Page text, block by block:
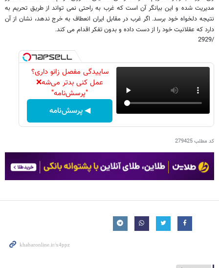
مدیریت شده و این بیانگر آن است که غرب به راحتی نمی تواند از طریق تحریم به
نتیجه دلخواه خود برسد. اگر غرب در مقابل ایران انعطاف به خرج ندهد، نشان از آن
دارد که عقلانیت خود را از دست داده و بدون تفکر اقدام می کند.
/2929
ساییدگی مفصل زانو داری؟
عمل کنی بدتر می‌شه❌
"پرسش‌نامه"
◀ پرسش‌نامه
کد مطلب279425